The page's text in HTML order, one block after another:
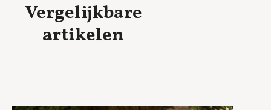
Vergelijkbare
artikelen